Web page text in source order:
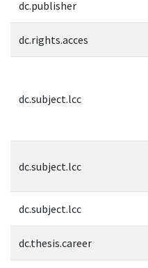
dc.publisher
dc.rights.acces
dc.subject.lcc
dc.subject.lcc
dc.subject.lcc
dc.thesis.career